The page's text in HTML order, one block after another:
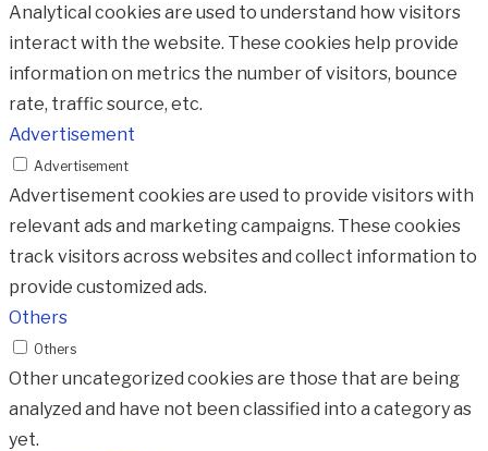
Analytical cookies are used to understand how visitors
interact with the website. These cookies help provide
information on metrics the number of visitors, bounce
rate, traffic source, etc.
Advertisement
Advertisement
Advertisement cookies are used to provide visitors with
relevant ads and marketing campaigns. These cookies
track visitors across websites and collect information to
provide customized ads.
Others
Others
Other uncategorized cookies are those that are being
analyzed and have not been classified into a category as
yet.